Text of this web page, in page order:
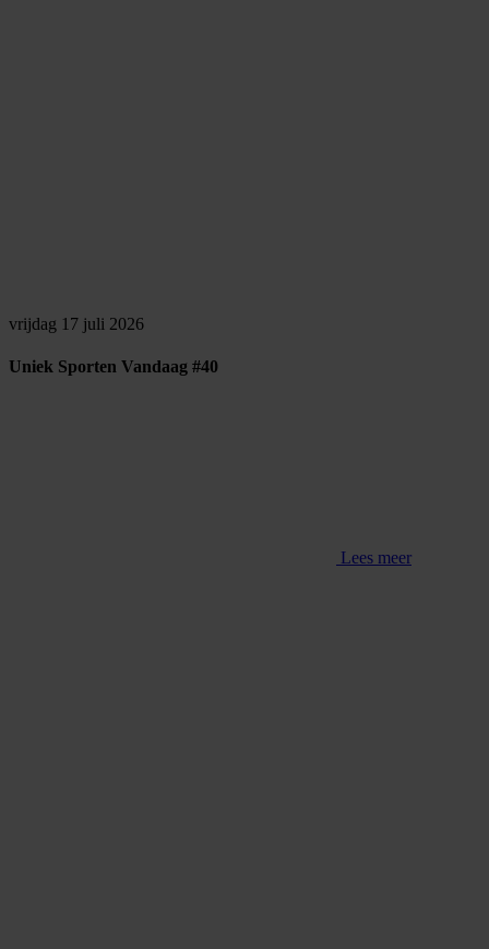
vrijdag 17 juli 2026
Uniek Sporten Vandaag #40
Lees meer